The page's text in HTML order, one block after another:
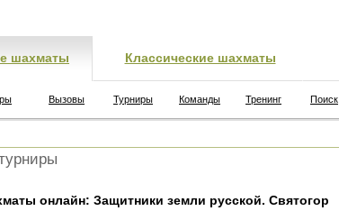
шахматы Классические шахматы
Вызовы Турниры Команды Тренинг Поиск
онлайн: Защитники земли русской. Святогор